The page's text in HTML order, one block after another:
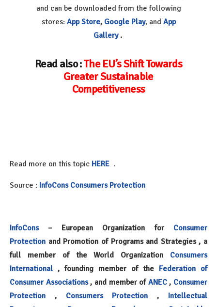
and can be downloaded from the following
stores: App Store, Google Play, and App
Gallery.
Read also :The EU’s Shift Towards
Greater Sustainable
Competitiveness
Read more on this topic HERE .
Source : InfoCons Consumers Protection
InfoCons– European Organization for Consumer
Protection and Promotion of Programs and Strategies , a
full member of the World Organization Consumers
International , founding member of the Federation of
Consumer Associations, and member ofANEC, Consumer
Protection , Consumers Protection , Intellectual